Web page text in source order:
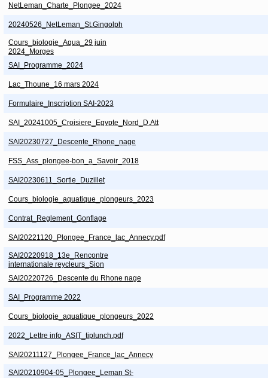
NetLeman_Charte_Plongee_2024
20240526_NetLeman_St.Gingolph
Cours_biologie_Aqua_29 juin
2024_Morges
SAI_Programme_2024
Lac_Thoune_16 mars 2024
Formulaire_Inscription SAI-2023
SAI_20241005_Croisiere_Egypte_Nord_D.Att
SAI20230727_Descente_Rhone_nage
FSS_Ass_plongee-bon_a_Savoir_2018
SAI20230611_Sortie_Duzillet
Cours_biologie_aquatique_plongeurs_2023
Contrat_Reglement_Gonflage
SAI20221120_Plongee_France_lac_Annecy.pdf
SAI20220918_13e_Rencontre
internationale reycleurs_Sion
SAI20220726_Descente du Rhone nage
SAI_Programme 2022
Cours_biologie_aquatique_plongeurs_2022
2022_Lettre info_ASIT_tiplunch.pdf
SAI20211127_Plongee_France_lac_Annecy
SAI20210904-05_Plongee_Leman St-